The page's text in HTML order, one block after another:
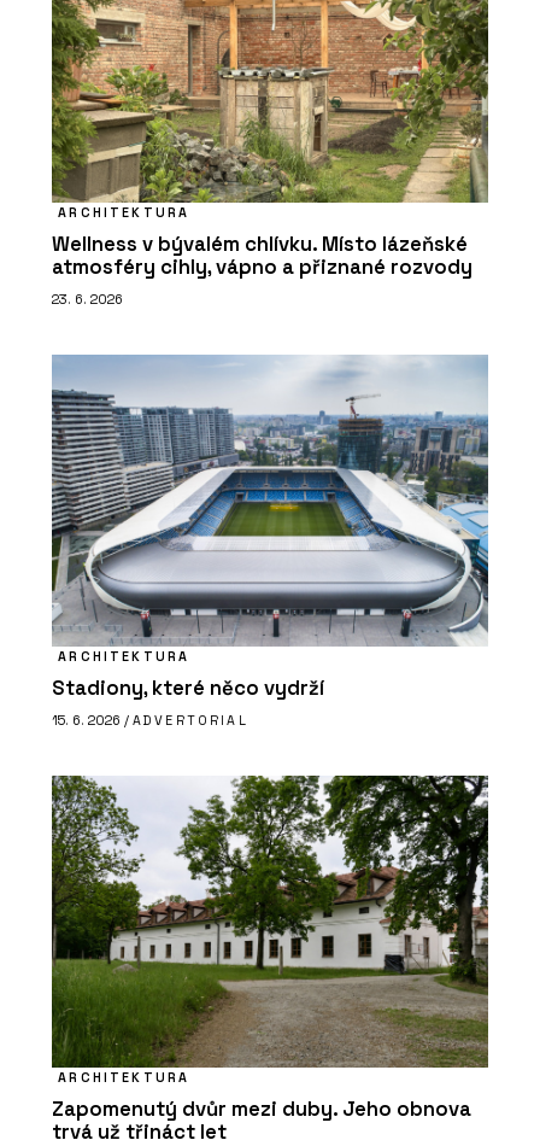
ARCHITEKTURA
Wellness v bývalém chlívku. Místo lázeňské
atmosféry cihly, vápno a přiznané rozvody
23. 6. 2026
ARCHITEKTURA
Stadiony, které něco vydrží
15. 6. 2026 / ADVERTORIAL
ARCHITEKTURA
Zapomenutý dvůr mezi duby. Jeho obnova
trvá už třináct let